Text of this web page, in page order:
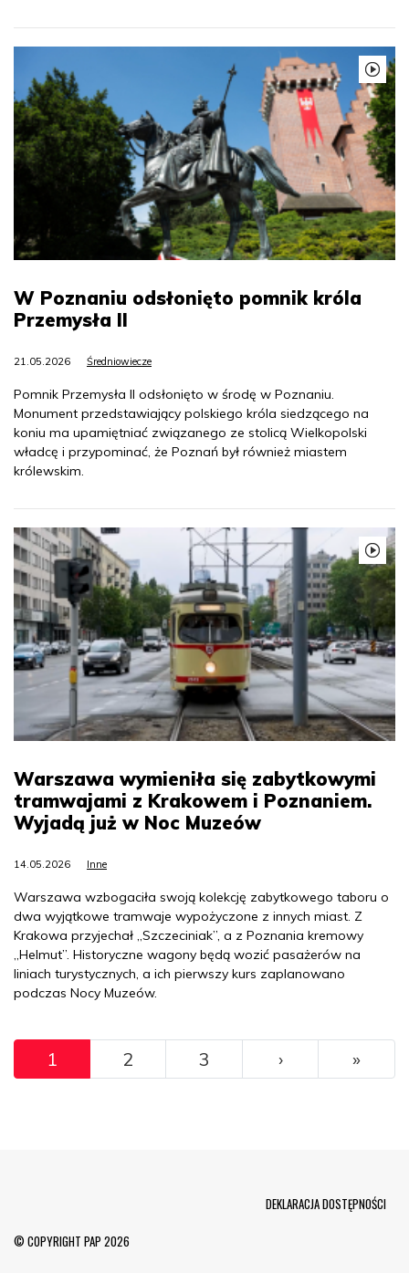
W Poznaniu odsłonięto pomnik króla
Przemysła II
21.05.2026 Średniowiecze
Pomnik Przemysła II odsłonięto w środę w Poznaniu.
Monument przedstawiający polskiego króla siedzącego na
koniu ma upamiętniać związanego ze stolicą Wielkopolski
władcę i przypominać, że Poznań był również miastem
królewskim.
Warszawa wymieniła się zabytkowymi
tramwajami z Krakowem i Poznaniem.
Wyjadą już w Noc Muzeów
14.05.2026 Inne
Warszawa wzbogaciła swoją kolekcję zabytkowego taboru o
dwa wyjątkowe tramwaje wypożyczone z innych miast. Z
Krakowa przyjechał „Szczeciniak”, a z Poznania kremowy
„Helmut”. Historyczne wagony będą wozić pasażerów na
liniach turystycznych, a ich pierwszy kurs zaplanowano
podczas Nocy Muzeów.
Pagination
1 2 3 ››› »
© COPYRIGHT PAP 2026
DEKLARACJA DOSTĘPNOŚCI